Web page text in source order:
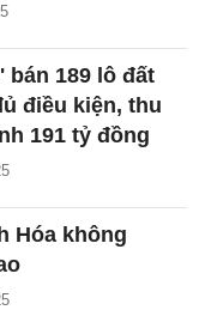
bán 189 lô đất
điều kiện, thu
191 tỷ đồng
Hóa không